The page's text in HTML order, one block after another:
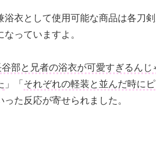
浴衣として使用可能な商品は各刀
っていますよ。
谷部と兄者の浴衣が可愛すぎるんじ
」「 それぞれの軽装と並んだ時
った反応が寄せられました。